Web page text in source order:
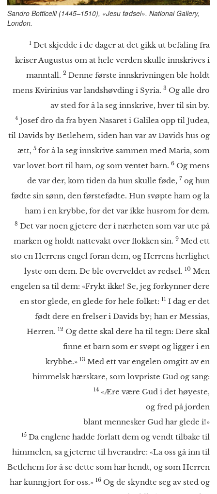
Sandro Botticelli (1445–1510), «Jesu fødsel». National Gallery,
London.
1 Det skjedde i de dager at det gikk ut befaling fra
keiser Augustus om at hele verden skulle innskrives i
manntall. 2 Denne første innskrivningen ble holdt
mens Kvirinius var landshøvding i Syria. 3 Og alle dro
av sted for å la seg innskrive, hver til sin by.
4 Josef dro da fra byen Nasaret i Galilea opp til Judea,
til Davids by Betlehem, siden han var av Davids hus og
ætt, 5 for å la seg innskrive sammen med Maria, som
var lovet bort til ham, og som ventet barn. 6 Og mens
de var der, kom tiden da hun skulle føde, 7 og hun
fødte sin sønn, den førstefødte. Hun svøpte ham og la
ham i en krybbe, for det var ikke husrom for dem.
8 Det var noen gjetere der i nærheten som var ute på
marken og holdt nattevakt over flokken sin. 9 Med ett
sto en Herrens engel foran dem, og Herrens herlighet
lyste om dem. De ble overveldet av redsel. 10 Men
engelen sa til dem: «Frykt ikke! Se, jeg forkynner dere
en stor glede, en glede for hele folket: 11 I dag er det
født dere en frelser i Davids by; han er Messias,
Herren. 12 Og dette skal dere ha til tegn: Dere skal
finne et barn som er svøpt og ligger i en
krybbe.» 13 Med ett var engelen omgitt av en
himmelsk hærskare, som lovpriste Gud og sang:
14 «Ære være Gud i det høyeste,
og fred på jorden
blant mennesker Gud har glede i!»
15 Da englene hadde forlatt dem og vendt tilbake til
himmelen, sa gjeterne til hverandre: «La oss gå inn til
Betlehem for å se dette som har hendt, og som Herren
har kunngjort for oss.» 16 Og de skyndte seg av sted og